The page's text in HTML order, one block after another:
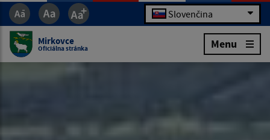
Slovenčina
Mirkovce
Oficiálna stránka Menu